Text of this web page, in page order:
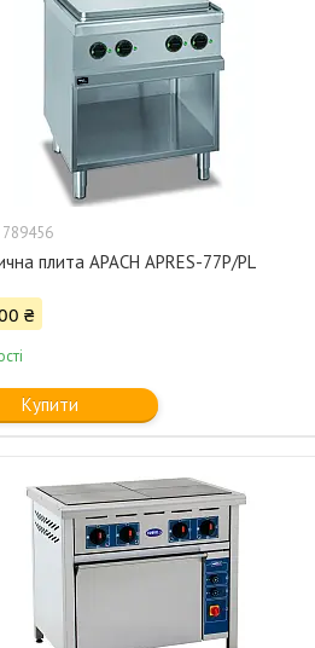
789456
плита APACH APRES-77P/PL
₴
Купити